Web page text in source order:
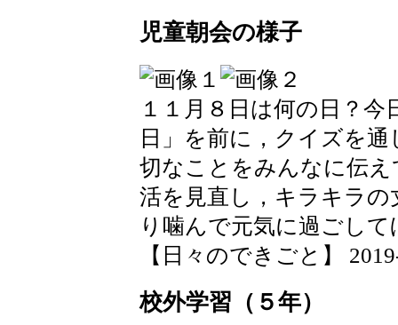
児童朝会の様子
１１月８日は何の日？
日」を前に，クイズを
切なことをみんなに伝
活を見直し，キラキラ
り噛んで元気に過ごし
【日々のできごと】
校外学習（５年）